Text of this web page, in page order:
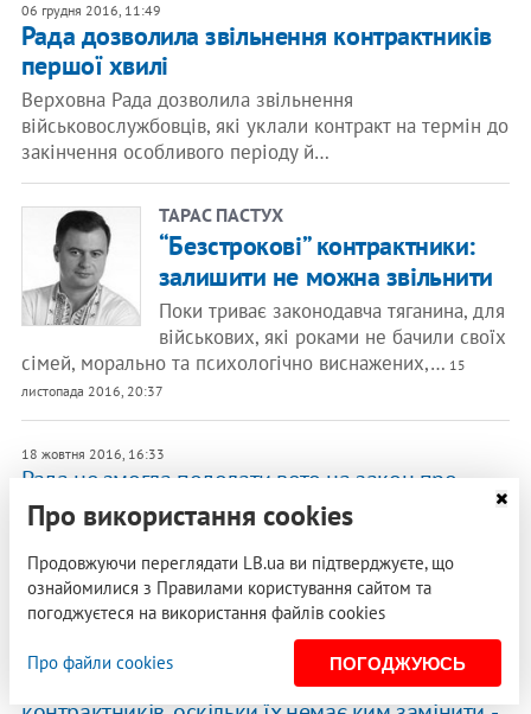
06 грудня 2016, 11:49
Рада дозволила звільнення контрактників
першої хвилі
Верховна Рада дозволила звільнення
військовослужбовців, які уклали контракт на термін до
закінчення особливого періоду й…
ТАРАС ПАСТУХ
“Безстрокові” контрактники:
залишити не можна звільнити
Поки триває законодавча тяганина, для
військових, які роками не бачили своїх
сімей, морально та психологічно виснажених,… 15
листопада 2016, 20:37
18 жовтня 2016, 16:33
Рада не змогла подолати вето на закон про
звільнення контрактників першої хвилі
на закон, який дозволяв добровольцям, які уклали
контракт під час АТО з…
18 жовтня 2016, 12:10
Міноборони не звільняє
Про використання cookies
Продовжуючи переглядати LB.ua ви підтверджуєте, що
ознайомилися з Правилами користування сайтом та
погоджуєтеся на використання файлів cookies
Про файли cookies ПОГОДЖУЮСЬ